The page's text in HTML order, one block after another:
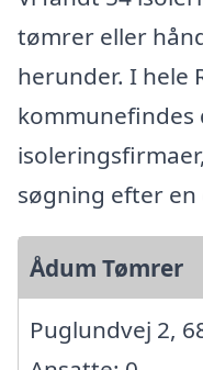
tømrer eller
herunder. I hele
kommunefindes
søgning efter
Ådum Tømrer
Puglundvej 2,